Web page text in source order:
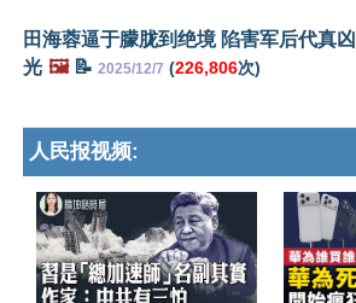
田海蓉逼于朦胧到绝境 陷害军后代真
光 🖼️📝 2025/12/7 (226,806次)
人民报视频: